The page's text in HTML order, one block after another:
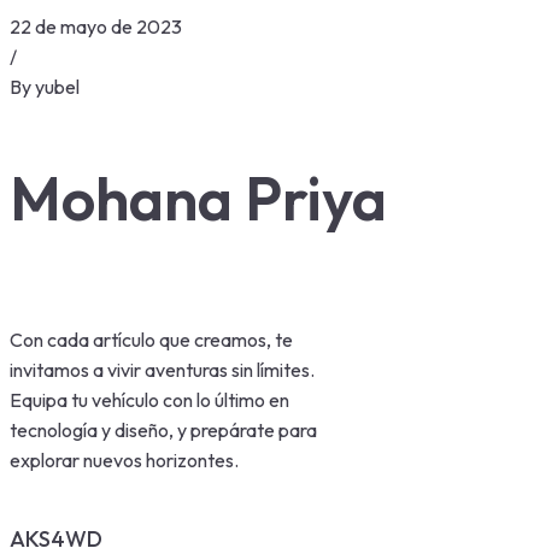
22 de mayo de 2023
/
Byyubel
Mohana Priya
Con cada artículo que creamos, te
invitamos a vivir aventuras sin límites.
Equipa tu vehículo con lo último en
tecnología y diseño, y prepárate para
explorar nuevos horizontes.
AKS4WD